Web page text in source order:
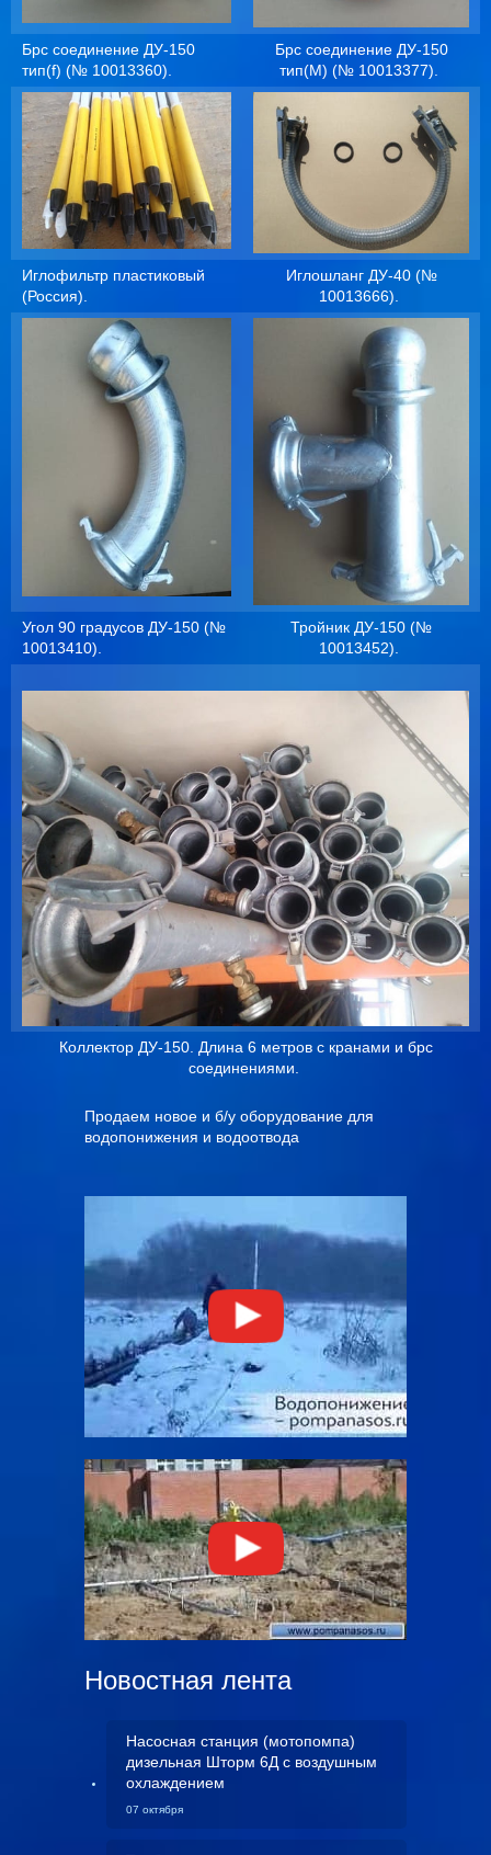
Брс соединение ДУ-150
тип(f) (№ 10013360).
Брс соединение ДУ-150
тип(М) (№ 10013377).
Иглофильтр пластиковый
(Россия).
Иглошланг ДУ-40 (№
10013666).
Угол 90 градусов ДУ-150 (№
10013410).
Тройник ДУ-150 (№
10013452).
Коллектор ДУ-150. Длина 6 метров с кранами и брс
соединениями.
Продаем новое и б/у оборудование для
водопонижения и водоотвода
Новостная лента
Насосная станция (мотопомпа)
дизельная Шторм 6Д с воздушным
охлаждением
07 октября